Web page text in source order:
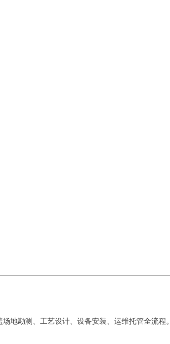
地勘测、工艺设计、设备安装、运维托管全流程。